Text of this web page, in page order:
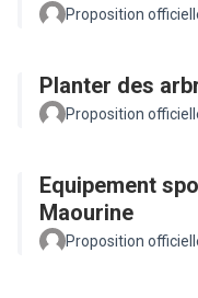
Proposition
Planter des
Proposition
Equipement
Maourine
Proposition